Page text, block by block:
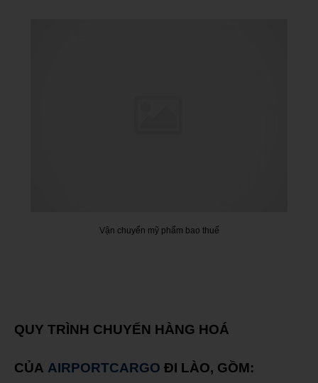
Vận chuyển mỹ phẩm bao thuế
QUY TRÌNH CHUYỂN HÀNG HOÁ
CỦA AIRPORTCARGO ĐI LÀO, GỒM: